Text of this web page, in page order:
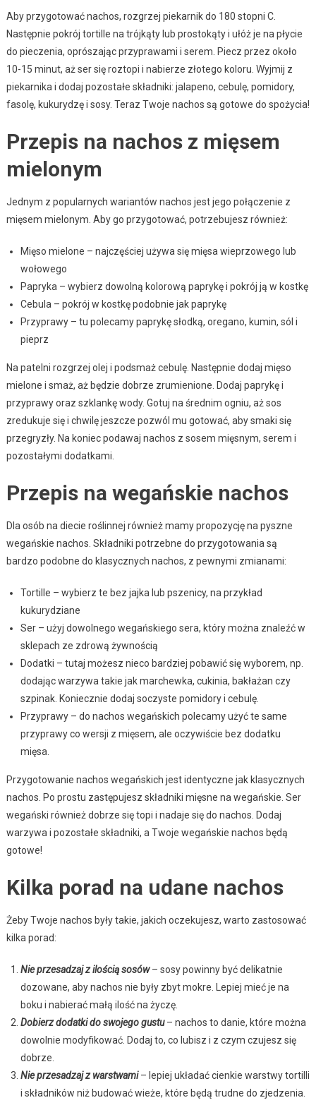
Aby przygotować nachos, rozgrzej piekarnik do 180 stopni C.
Następnie pokrój tortille na trójkąty lub prostokąty i ułóż je na płycie
do pieczenia, oprószając przyprawami i serem. Piecz przez około
10-15 minut, aż ser się roztopi i nabierze złotego koloru. Wyjmij z
piekarnika i dodaj pozostałe składniki: jalapeno, cebulę, pomidory,
fasolę, kukurydzę i sosy. Teraz Twoje nachos są gotowe do spożycia!
Przepis na nachos z mięsem
mielonym
Jednym z popularnych wariantów nachos jest jego połączenie z
mięsem mielonym. Aby go przygotować, potrzebujesz również:
Mięso mielone – najczęściej używa się mięsa wieprzowego lub
wołowego
Papryka – wybierz dowolną kolorową paprykę i pokrój ją w kostkę
Cebula – pokrój w kostkę podobnie jak paprykę
Przyprawy – tu polecamy paprykę słodką, oregano, kumin, sól i
pieprz
Na patelni rozgrzej olej i podsmaż cebulę. Następnie dodaj mięso
mielone i smaż, aż będzie dobrze zrumienione. Dodaj paprykę i
przyprawy oraz szklankę wody. Gotuj na średnim ogniu, aż sos
zredukuje się i chwilę jeszcze pozwól mu gotować, aby smaki się
przegryzły. Na koniec podawaj nachos z sosem mięsnym, serem i
pozostałymi dodatkami.
Przepis na wegańskie nachos
Dla osób na diecie roślinnej również mamy propozycję na pyszne
wegańskie nachos. Składniki potrzebne do przygotowania są
bardzo podobne do klasycznych nachos, z pewnymi zmianami:
Tortille – wybierz te bez jajka lub pszenicy, na przykład
kukurydziane
Ser – użyj dowolnego wegańskiego sera, który można znaleźć w
sklepach ze zdrową żywnością
Dodatki – tutaj możesz nieco bardziej pobawić się wyborem, np.
dodając warzywa takie jak marchewka, cukinia, bakłażan czy
szpinak. Koniecznie dodaj soczyste pomidory i cebulę.
Przyprawy – do nachos wegańskich polecamy użyć te same
przyprawy co wersji z mięsem, ale oczywiście bez dodatku
mięsa.
Przygotowanie nachos wegańskich jest identyczne jak klasycznych
nachos. Po prostu zastępujesz składniki mięsne na wegańskie. Ser
wegański również dobrze się topi i nadaje się do nachos. Dodaj
warzywa i pozostałe składniki, a Twoje wegańskie nachos będą
gotowe!
Kilka porad na udane nachos
Żeby Twoje nachos były takie, jakich oczekujesz, warto zastosować
kilka porad:
Nie przesadzaj z ilością sosów– sosy powinny być delikatnie
dozowane, aby nachos nie były zbyt mokre. Lepiej mieć je na
boku i nabierać małą ilość na życzę.
Dobierz dodatki do swojego gustu– nachos to danie, które można
dowolnie modyfikować. Dodaj to, co lubisz i z czym czujesz się
dobrze.
Nie przesadzaj z warstwami– lepiej układać cienkie warstwy tortilli
i składników niż budować wieże, które będą trudne do zjedzenia.